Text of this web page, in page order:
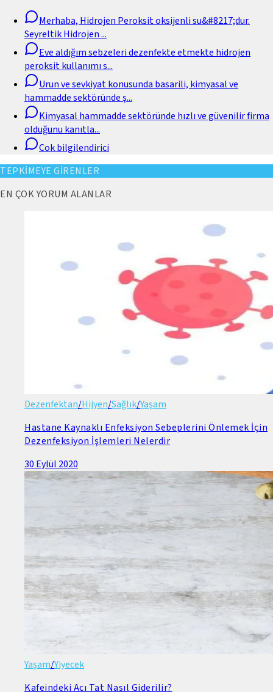
Merhaba, Hidrojen Peroksit oksijenli su&#8217;dur.
Seyreltik Hidrojen...
Eve aldığım sebzeleri dezenfekte etmekte hidrojen
peroksit kullanımı s...
Urun ve sevkiyat konusunda basarili, kimyasal ve
hammadde sektöründe ş...
Kimyasal hammadde sektöründe hızlı ve güvenilir firma
olduğunu kanıtla...
Cok bilgilendirici
TEPKİMEYE GİRENLER
EN ÇOK YORUM ALANLAR
Dezenfektan/Hijyen/Sağlık/Yaşam
Hastane Kaynaklı Enfeksiyon Sebeplerini Önlemek İçin
Dezenfeksiyon İşlemleri Nelerdir
30 Eylül 2020
Yaşam/Yiyecek
Kafeindeki Acı Tat Nasıl Giderilir?